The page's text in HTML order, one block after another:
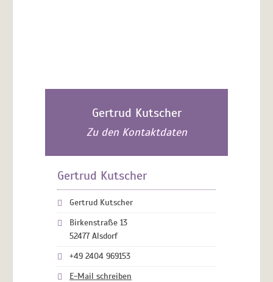
Gertrud Kutscher
Zu den Kontaktdaten
Gertrud Kutscher
Gertrud Kutscher
Birkenstraße 13
52477 Alsdorf
+49 2404 969153
E-Mail schreiben